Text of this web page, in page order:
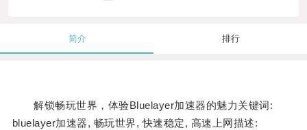
简介 排行
解锁畅玩世界，体验Bluelayer加速器的魅力关键词:
bluelayer加速器, 畅玩世界, 快速稳定, 高速上网描述: